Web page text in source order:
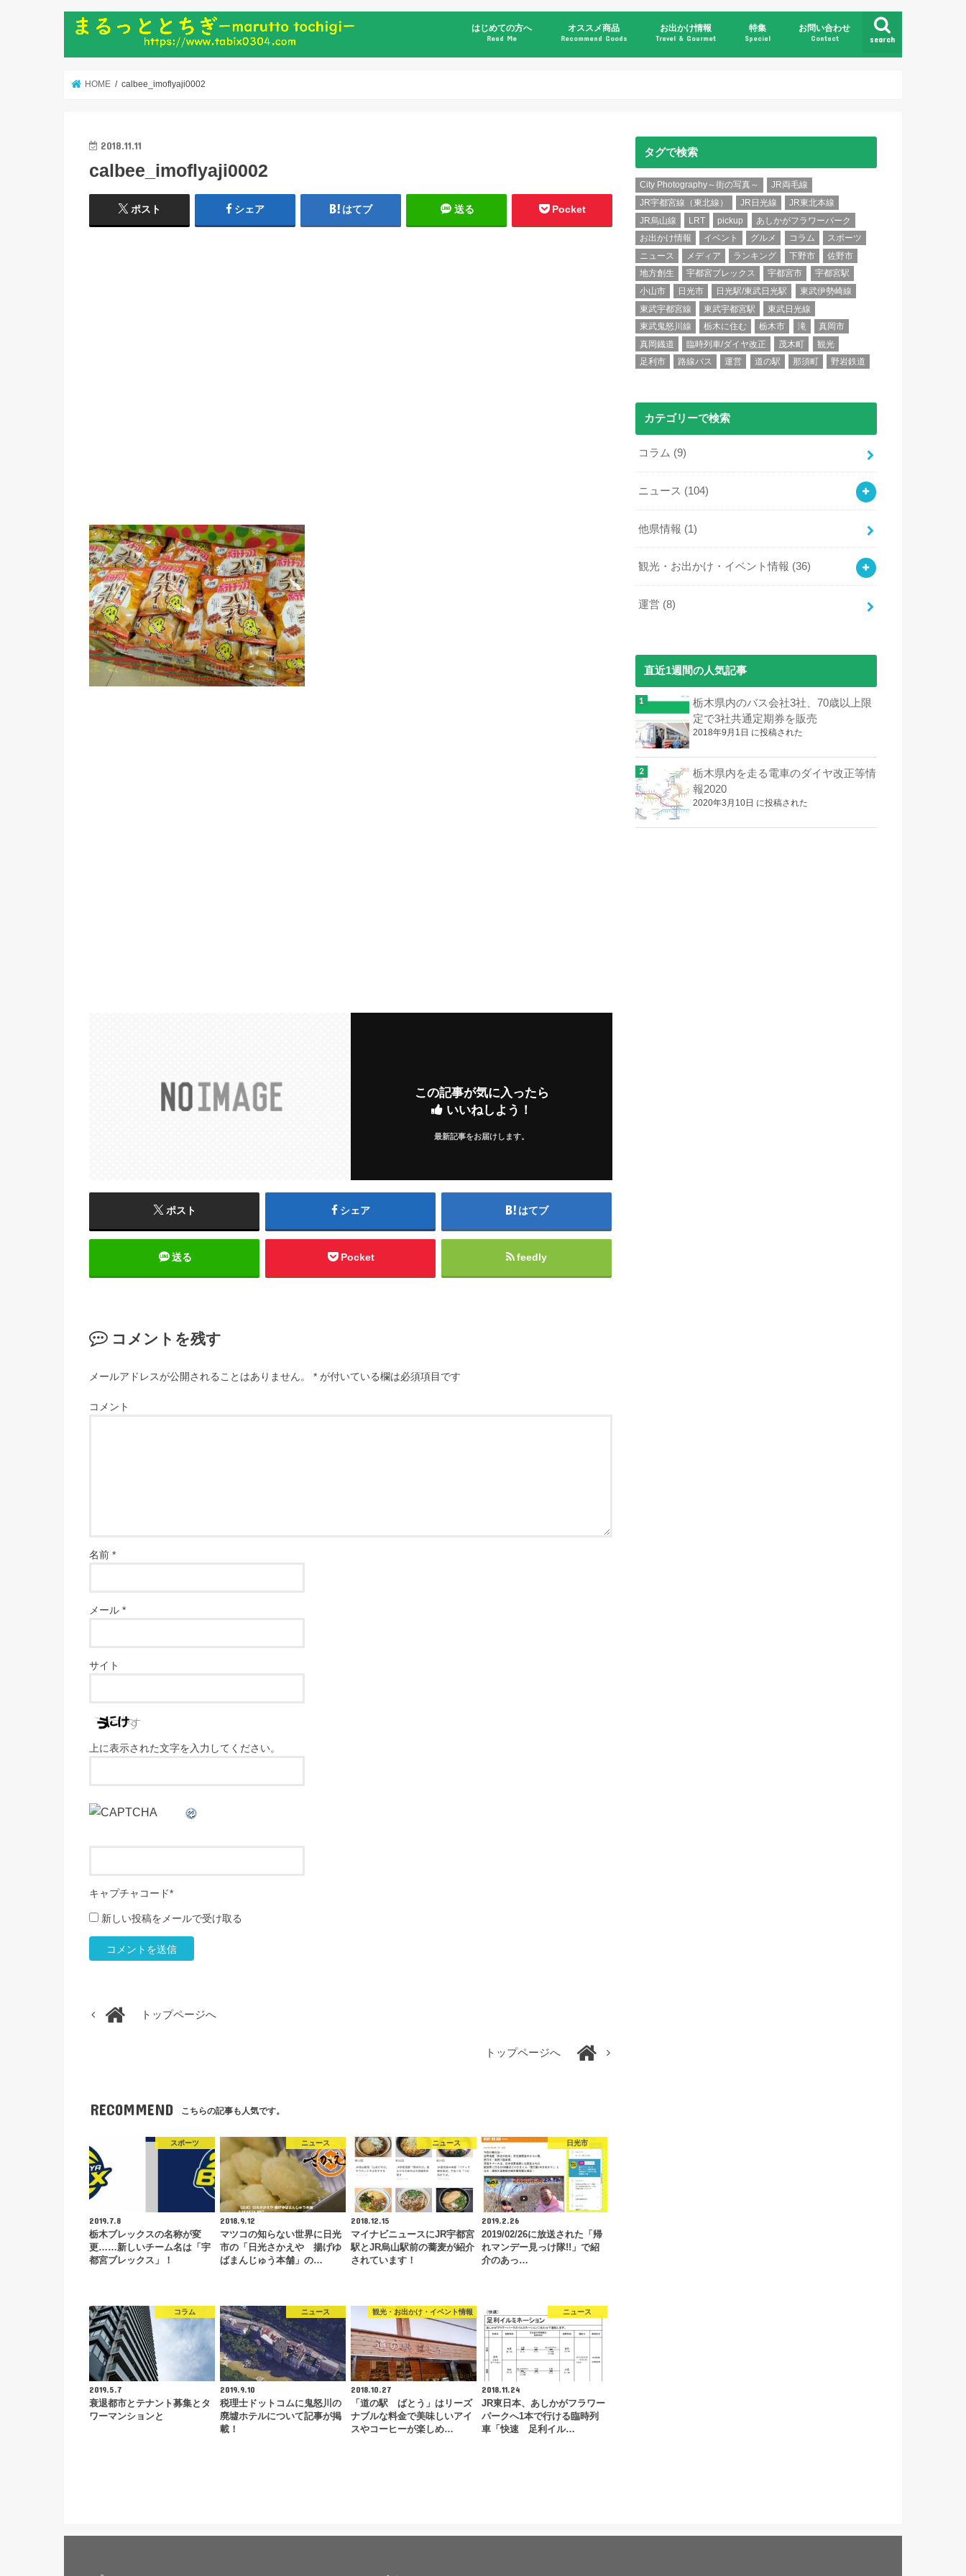
search
はじめての方へ
Read Me
オススメ商品
Recommend Goods
お出かけ情報
Travel & Gourmet
特集
Special
お問い合わせ
Contact
HOME calbee_imoflyaji0002
2018.11.11
calbee_imoflyaji0002
ポスト シェア はてブ 送る Pocket
この記事が気に入ったら
いいねしよう！
最新記事をお届けします。
ポスト シェア はてブ
送る Pocket feedly
コメントを残す
メールアドレスが公開されることはありません。 * が付いている欄は必須項目です
コメント
名前 *
メール *
サイト
上に表示された文字を入力してください。
キャプチャコード*
新しい投稿をメールで受け取る
トップページへ
トップページへ
RECOMMEND こちらの記事も人気です。
スポーツ
2019.7.8
栃木ブレックスの名称が変
更……新しいチーム名は「宇
都宮ブレックス」！
ニュース
2018.9.12
マツコの知らない世界に日光
市の「日光さかえや 揚げゆ
ばまんじゅう本舗」の…
ニュース
2018.12.15
マイナビニュースにJR宇都宮
駅とJR烏山駅前の蕎麦が紹介
されています！
日光市
2019.2.26
2019/02/26に放送された「帰
れマンデー見っけ隊!!」で紹
介のあっ…
コラム
2019.5.7
衰退都市とテナント募集とタ
ワーマンションと
ニュース
2019.9.10
税理士ドットコムに鬼怒川の
廃墟ホテルについて記事が掲
載！
観光・お出かけ・イベント情報
2018.10.27
「道の駅 ばとう」はリーズ
ナブルな料金で美味しいアイ
スやコーヒーが楽しめ…
ニュース
2018.11.24
JR東日本、あしかがフラワー
パークへ1本で行ける臨時列
車「快速 足利イル…
タグで検索
City Photography～街の写真～
JR両毛線
JR宇都宮線（東北線）
JR日光線
JR東北本線
JR烏山線
LRT pickup
あしかがフラワーパーク
お出かけ情報
イベント グルメ コラム
スポーツ
ニュース
メディア ランキング 下野市
佐野市
地方創生
宇都宮ブレックス 宇都宮市
宇都宮駅
小山市
日光市 日光駅/東武日光駅
東武伊勢崎線
東武宇都宮線
東武宇都宮駅
東武日光線
東武鬼怒川線
栃木に住む 栃木市 滝
真岡市
真岡鐡道
臨時列車/ダイヤ改正 茂木町
観光
足利市
路線バス 運営 道の駅 那須町 野岩鉄道
カテゴリーで検索
コラム (9)
ニュース (104)
他県情報 (1)
観光・お出かけ・イベント情報 (36)
運営 (8)
直近1週間の人気記事
栃木県内のバス会社3社、70歳以上限
定で3社共通定期券を販売
2018年9月1日 に投稿された
栃木県内を走る電車のダイヤ改正等情
報2020
2020年3月10日 に投稿された